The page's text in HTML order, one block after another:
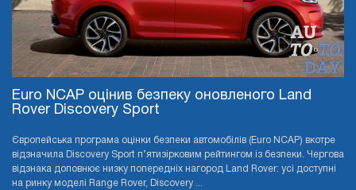
Euro NCAP оцінив безпеку оновленого Land
Rover Discovery Sport
Європейська програма оцінки безпеки автомобілів (Euro NCAP) вкотре
відзначила Discovery Sport п’ятизірковим рейтингом із безпеки. Чергова
відзнака доповнює низку попередніх нагород Land Rover: усі доступні
на ринку моделі Range Rover, Discovery ...